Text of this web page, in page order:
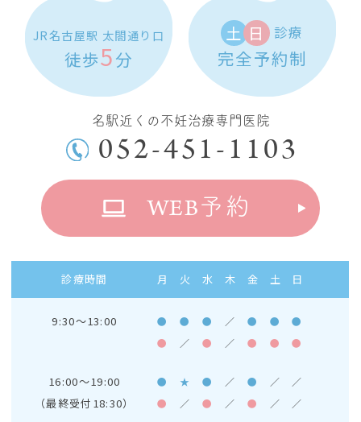
JR名古屋駅 太閤通り口
徒歩5分
土 日 診療
完全予約制
名駅近くの不妊治療専門医院
052-451-1103
WEB予約
診療時間 月 火 水 木 金 土 日
9:30～13:00 ● ● ● ／ ● ●
●
●
／ ● ／ ● ● ●
16:00～19:00 ● ★ ● ／ ● ／ ／
（最終受付18:30） ● ／ ● ／ ● ／ ／